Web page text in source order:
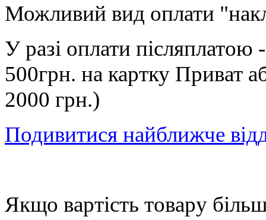
Можливий вид оплати
У разі оплати післяплатою
500грн. на картку Приват
2000 грн.)
Подивитися найближче
Якщо вартість товару